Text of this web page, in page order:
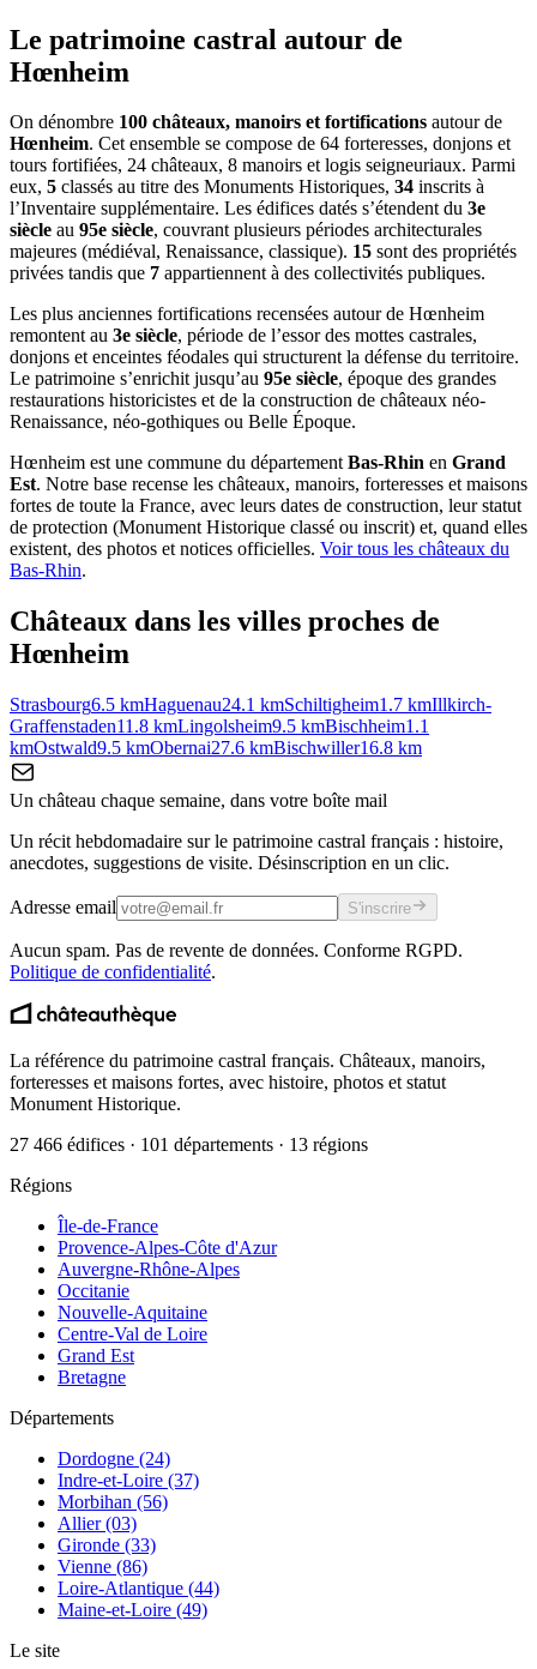
Le patrimoine castral autour de
Hœnheim
On dénombre 100 châteaux, manoirs et fortifications autour de
Hœnheim. Cet ensemble se compose de 64 forteresses, donjons et
tours fortifiées, 24 châteaux, 8 manoirs et logis seigneuriaux. Parmi
eux, 5 classés au titre des Monuments Historiques, 34 inscrits à
l’Inventaire supplémentaire. Les édifices datés s’étendent du 3e
siècle au 95e siècle, couvrant plusieurs périodes architecturales
majeures (médiéval, Renaissance, classique). 15 sont des propriétés
privées tandis que 7 appartiennent à des collectivités publiques.
Les plus anciennes fortifications recensées autour de Hœnheim
remontent au 3e siècle, période de l’essor des mottes castrales,
donjons et enceintes féodales qui structurent la défense du territoire.
Le patrimoine s’enrichit jusqu’au 95e siècle, époque des grandes
restaurations historicistes et de la construction de châteaux néo-
Renaissance, néo-gothiques ou Belle Époque.
Hœnheim est une commune du départementBas-Rhin en Grand
Est. Notre base recense les châteaux, manoirs, forteresses et maisons
fortes de toute la France, avec leurs dates de construction, leur statut
de protection (Monument Historique classé ou inscrit) et, quand elles
existent, des photos et notices officielles. Voir tous les châteaux du
Bas-Rhin.
Châteaux dans les villes proches de
Hœnheim
Strasbourg6.5 kmHaguenau24.1 kmSchiltigheim1.7 kmIllkirch-
Graffenstaden11.8 kmLingolsheim9.5 kmBischheim1.1
kmOstwald9.5 kmObernai27.6 kmBischwiller16.8 km
Un château chaque semaine, dans votre boîte mail
Un récit hebdomadaire sur le patrimoine castral français : histoire,
anecdotes, suggestions de visite. Désinscription en un clic.
Adresse email S'inscrire
Aucun spam. Pas de revente de données. Conforme RGPD.
Politique de confidentialité.
La référence du patrimoine castral français. Châteaux, manoirs,
forteresses et maisons fortes, avec histoire, photos et statut
Monument Historique.
27 466 édifices · 101 départements · 13 régions
Régions
Île-de-France
Provence-Alpes-Côte d'Azur
Auvergne-Rhône-Alpes
Occitanie
Nouvelle-Aquitaine
Centre-Val de Loire
Grand Est
Bretagne
Départements
Dordogne (24)
Indre-et-Loire (37)
Morbihan (56)
Allier (03)
Gironde (33)
Vienne (86)
Loire-Atlantique (44)
Maine-et-Loire (49)
Le site